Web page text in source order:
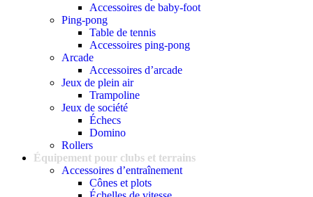
Accessoires de baby-foot
Ping-pong
Table de tennis
Accessoires ping-pong
Arcade
Accessoires d’arcade
Jeux de plein air
Trampoline
Jeux de société
Échecs
Domino
Rollers
Équipement pour clubs et terrains
Accessoires d’entraînement
Cônes et plots